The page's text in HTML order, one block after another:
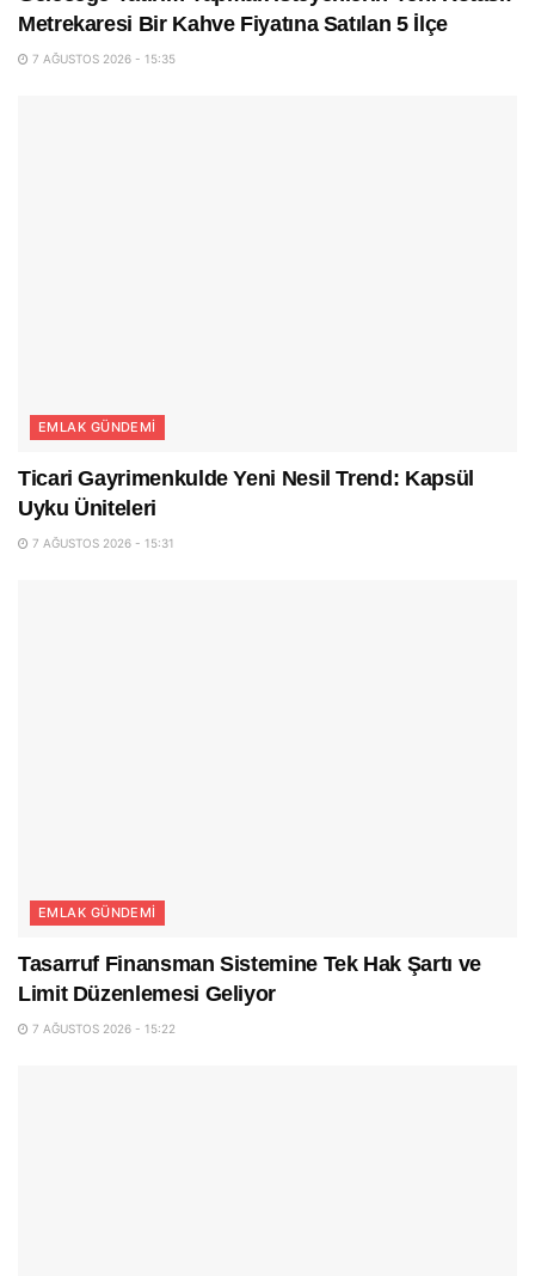
Metrekaresi Bir Kahve Fiyatına Satılan 5 İlçe
7 AĞUSTOS 2026 - 15:35
EMLAK GÜNDEMI
Ticari Gayrimenkulde Yeni Nesil Trend: Kapsül
Uyku Üniteleri
7 AĞUSTOS 2026 - 15:31
EMLAK GÜNDEMI
Tasarruf Finansman Sistemine Tek Hak Şartı ve
Limit Düzenlemesi Geliyor
7 AĞUSTOS 2026 - 15:22